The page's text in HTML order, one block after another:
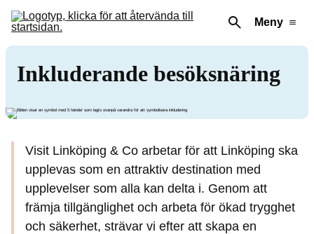
Meny
Inkluderande besöksnäring
Visit Linköping & Co arbetar för att Linköping ska
upplevas som en attraktiv destination med
upplevelser som alla kan delta i. Genom att
främja tillgänglighet och arbeta för ökad trygghet
och säkerhet, strävar vi efter att skapa en